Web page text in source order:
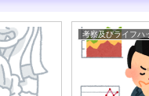
考察及びライフハ